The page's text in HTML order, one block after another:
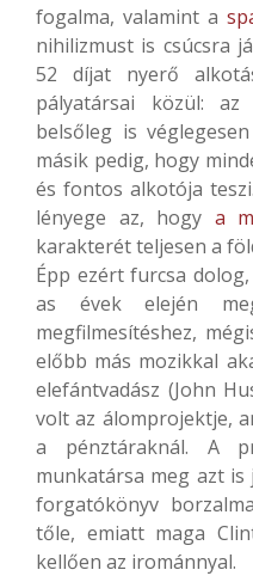
fogalma, valamint a
nihilizmust is csúcsra
52 díjat nyerő
pályatársai közül:
belsőleg is
másik pedig, hogy
és fontos alkotója
lényege az, hogy a
karakterét teljesen a
Épp ezért furcsa
as évek elején
megfilmesítéshez,
előbb más mozikkal
elefántvadász (John
volt az álomprojektje,
a pénztáraknál. A
munkatársa meg azt is
forgatókönyv
tőle, emiatt maga
kellően az irománnyal.